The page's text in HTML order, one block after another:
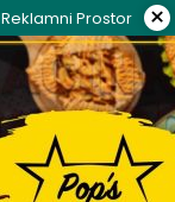
Reklamni Prostor ×